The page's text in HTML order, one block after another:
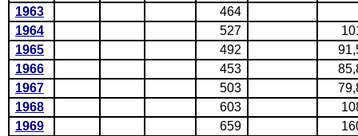
1963
464
1964
527
1965
492
1966
453
1967
503
1968
603
1969
659